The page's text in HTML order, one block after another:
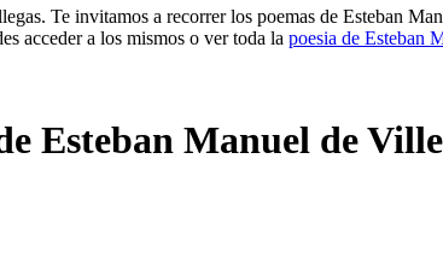
Te invitamos a recorrer los poemas de Esteban
acceder a los mismos o ver toda la poesia de Esteban
Esteban Manuel de